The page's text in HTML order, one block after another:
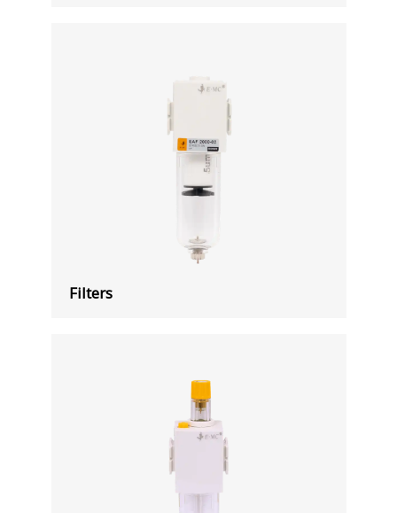
Filters